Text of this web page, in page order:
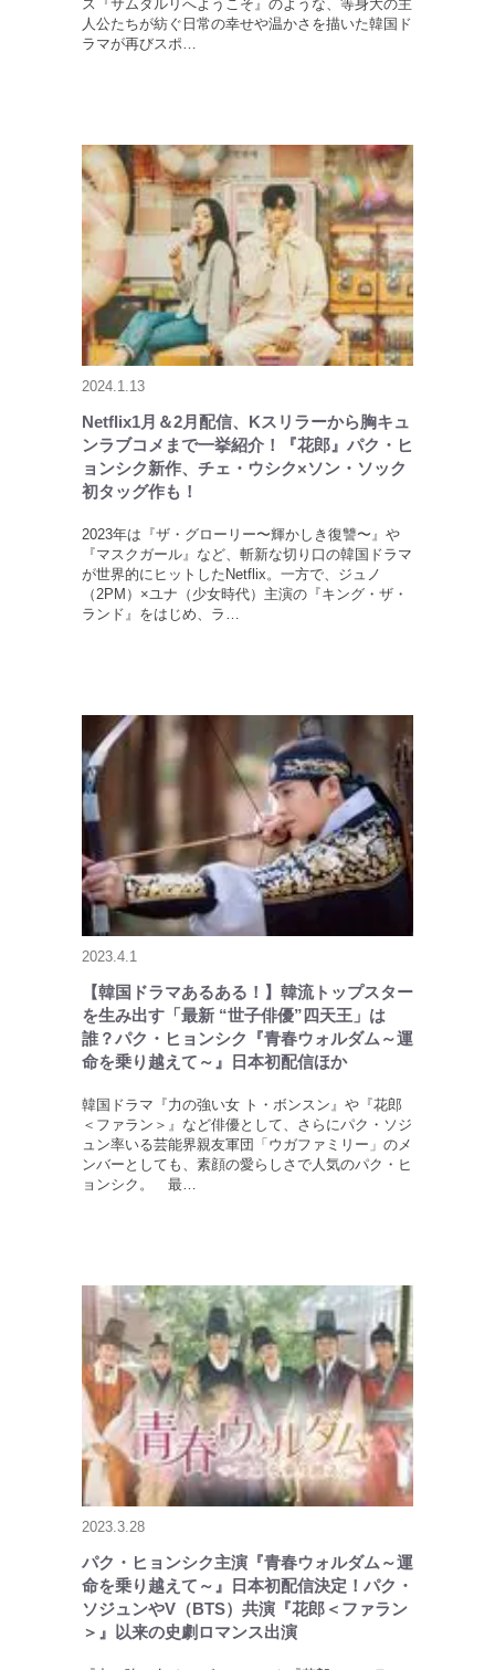
ス『サムダルリへようこそ』のような、等身大の主
人公たちが紡ぐ日常の幸せや温かさを描いた韓国ド
ラマが再びスポ…
2024.1.13
Netflix1月＆2月配信、Kスリラーから胸キュ
ンラブコメまで一挙紹介！『花郎』パク・ヒ
ョンシク新作、チェ・ウシク×ソン・ソック
初タッグ作も！
2023年は『ザ・グローリー〜輝かしき復讐〜』や
『マスクガール』など、斬新な切り口の韓国ドラマ
が世界的にヒットしたNetflix。一方で、ジュノ
（2PM）×ユナ（少女時代）主演の『キング・ザ・
ランド』をはじめ、ラ…
2023.4.1
【韓国ドラマあるある！】韓流トップスター
を生み出す「最新 “世子俳優”四天王」は
誰？パク・ヒョンシク『青春ウォルダム～運
命を乗り越えて～』日本初配信ほか
韓国ドラマ『力の強い女 ト・ボンスン』や『花郎
＜ファラン＞』など俳優として、さらにパク・ソジ
ュン率いる芸能界親友軍団「ウガファミリー」のメ
ンバーとしても、素顔の愛らしさで人気のパク・ヒ
ョンシク。 最…
2023.3.28
パク・ヒョンシク主演『青春ウォルダム～運
命を乗り越えて～』日本初配信決定！パク・
ソジュンやV（BTS）共演『花郎＜ファラン
＞』以来の史劇ロマンス出演